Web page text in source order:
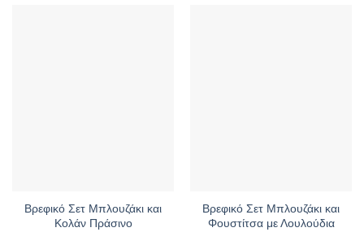
Βρεφικό Σετ Μπλουζάκι και
Κολάν Πράσινο
Βρεφικό Σετ Μπλουζάκι και
Φουστίτσα με Λουλούδια